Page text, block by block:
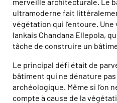
ultramoderne fait
végétation qui l’entoure.
lankais Chandana Ellepola,
tâche de construire un
Le principal défi était de
bâtiment qui ne dénature
archéologique. Même si l’on
compte à cause de la